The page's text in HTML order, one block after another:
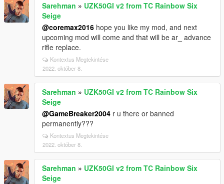
Sarehman » UZK50GI v2 from TC Rainbow Six
Seige
@coremax2016 hope you like my mod, and next
upcoming mod will come and that will be ar_ advance
rifle replace.
Kontextus Megtekintése
2022. október 8.
Sarehman » UZK50GI v2 from TC Rainbow Six
Seige
@GameBreaker2004 r u there or banned
permanently???
Kontextus Megtekintése
2022. október 8.
Sarehman » UZK50GI v2 from TC Rainbow Six
Seige